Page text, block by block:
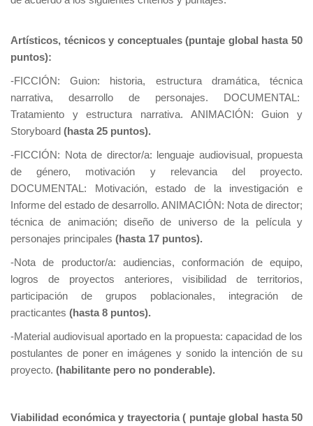
Artísticos, técnicos y conceptuales (puntaje global hasta 50
puntos):
-FICCIÓN: Guion: historia, estructura dramática, técnica
narrativa, desarrollo de personajes. DOCUMENTAL:
Tratamiento y estructura narrativa. ANIMACIÓN: Guion y
Storyboard (hasta 25 puntos).
-FICCIÓN: Nota de director/a: lenguaje audiovisual, propuesta
de género, motivación y relevancia del proyecto.
DOCUMENTAL: Motivación, estado de la investigación e
Informe del estado de desarrollo. ANIMACIÓN: Nota de director;
técnica de animación; diseño de universo de la película y
personajes principales (hasta 17 puntos).
-Nota de productor/a: audiencias, conformación de equipo,
logros de proyectos anteriores, visibilidad de territorios,
participación de grupos poblacionales, integración de
practicantes (hasta 8 puntos).
-Material audiovisual aportado en la propuesta: capacidad de los
postulantes de poner en imágenes y sonido la intención de su
proyecto. (habilitante pero no ponderable).
Viabilidad económica y trayectoria ( puntaje global hasta 50